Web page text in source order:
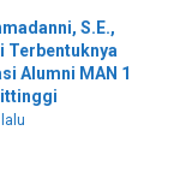
S.E.,
Terbentuknya
Alumni MAN 1